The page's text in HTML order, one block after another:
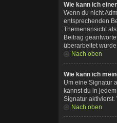
Wie kann ich
Wenn du nicht
entsprechenden
Themenansicht
Beitrag
überarbeitet
Nach oben
Wie kann ich
Um eine Signatur
kannst du in
Signatur
Nach oben